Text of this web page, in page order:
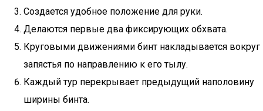
Создается удобное положение для руки.
Делаются первые два фиксирующих обхвата.
Круговыми движениями бинт накладывается вокруг
запястья по направлению к его тылу.
Каждый тур перекрывает предыдущий наполовину
ширины бинта.